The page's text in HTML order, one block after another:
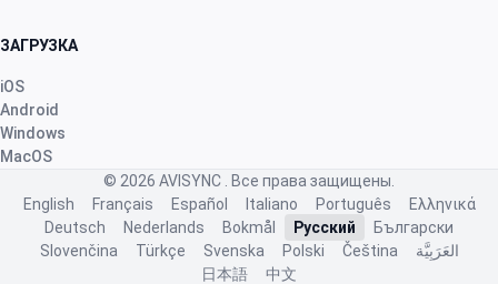
ЗАГРУЗКА
iOS
Android
Windows
MacOS
© 2026 AVISYNC
. Все права защищены.
English
Français Español Italiano Português
Ελληνικά
Deutsch
Nederlands Bokmål Русский
Български
Slovenčina
Türkçe Svenska Polski Čeština
العَرَبِيَّة
日本語
中文